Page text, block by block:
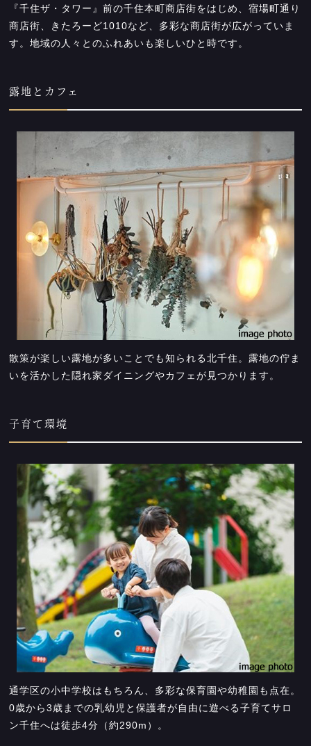
『千住ザ・タワー』前の千住本町商店街をはじめ、宿場町通り
商店街、きたろーど1010など、多彩な商店街が広がっていま
す。地域の人々とのふれあいも楽しいひと時です。
露地とカフェ
散策が楽しい露地が多いことでも知られる北千住。露地の佇ま
いを活かした隠れ家ダイニングやカフェが見つかります。
子育て環境
通学区の小中学校はもちろん、多彩な保育園や幼稚園も点在。
0歳から3歳までの乳幼児と保護者が自由に遊べる子育てサロ
ン千住へは徒歩4分（約290m）。